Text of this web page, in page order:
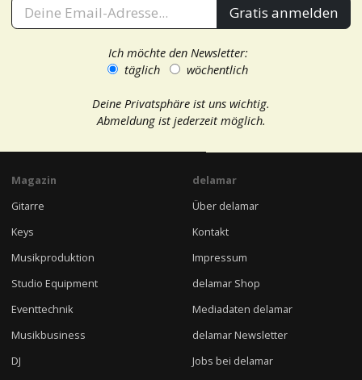
Gratis anmelden
Ich möchte den Newsletter:
täglich
wöchentlich
Deine Privatsphäre ist uns wichtig.
Abmeldung ist jederzeit möglich.
Magazin
Gitarre
Keys
Musikproduktion
Studio Equipment
Eventtechnik
Musikbusiness
DJ
delamar
Über delamar
Kontakt
Impressum
delamar Shop
Mediadaten delamar
delamar Newsletter
Jobs bei delamar